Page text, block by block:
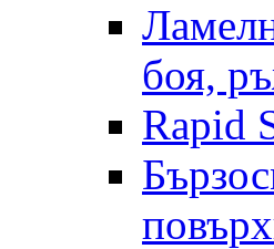
боя,
Rapid